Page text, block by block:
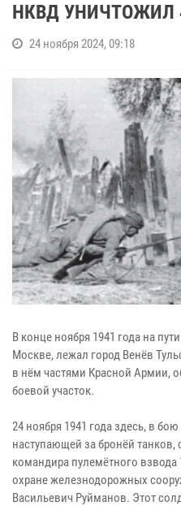
НКВД УНИЧТОЖИЛ
24 ноября 2024, 09:18
В конце ноября 1941 года на
Москве, лежал город Венёв
в нём частями Красной Армии,
боевой участок.
24 ноября 1941 года здесь, в
наступающей за бронёй
командира пулемётного
охране железнодорожных
Васильевич Руйманов. Этот